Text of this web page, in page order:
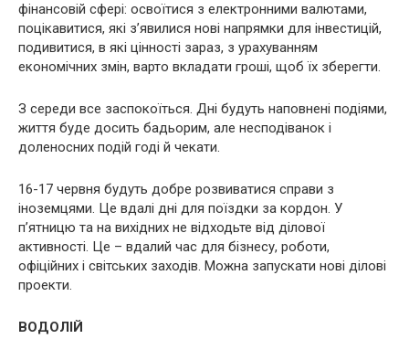
фінансовій сфері: освоїтися з електронними валютами,
поцікавитися, які з’явилися нові напрямки для інвестицій,
подивитися, в які цінності зараз, з урахуванням
економічних змін, варто вкладати гроші, щоб їх зберегти.
З середи все заспокоїться. Дні будуть наповнені подіями,
життя буде досить бадьорим, але несподіванок і
доленосних подій годі й чекати.
16-17 червня будуть добре розвиватися справи з
іноземцями. Це вдалі дні для поїздки за кордон. У
п’ятницю та на вихідних не відходьте від ділової
активності. Це – вдалий час для бізнесу, роботи,
офіційних і світських заходів. Можна запускати нові ділові
проекти.
ВОДОЛІЙ